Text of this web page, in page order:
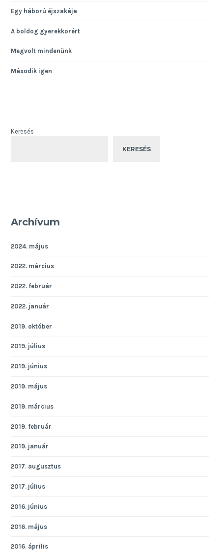
Egy háború éjszakája
A boldog gyerekkorért
Megvolt mindenünk
Második igen
Keresés
KERESÉS
Archívum
2024. május
2022. március
2022. február
2022. január
2019. október
2019. július
2019. június
2019. május
2019. március
2019. február
2019. január
2017. augusztus
2017. július
2016. június
2016. május
2016. április